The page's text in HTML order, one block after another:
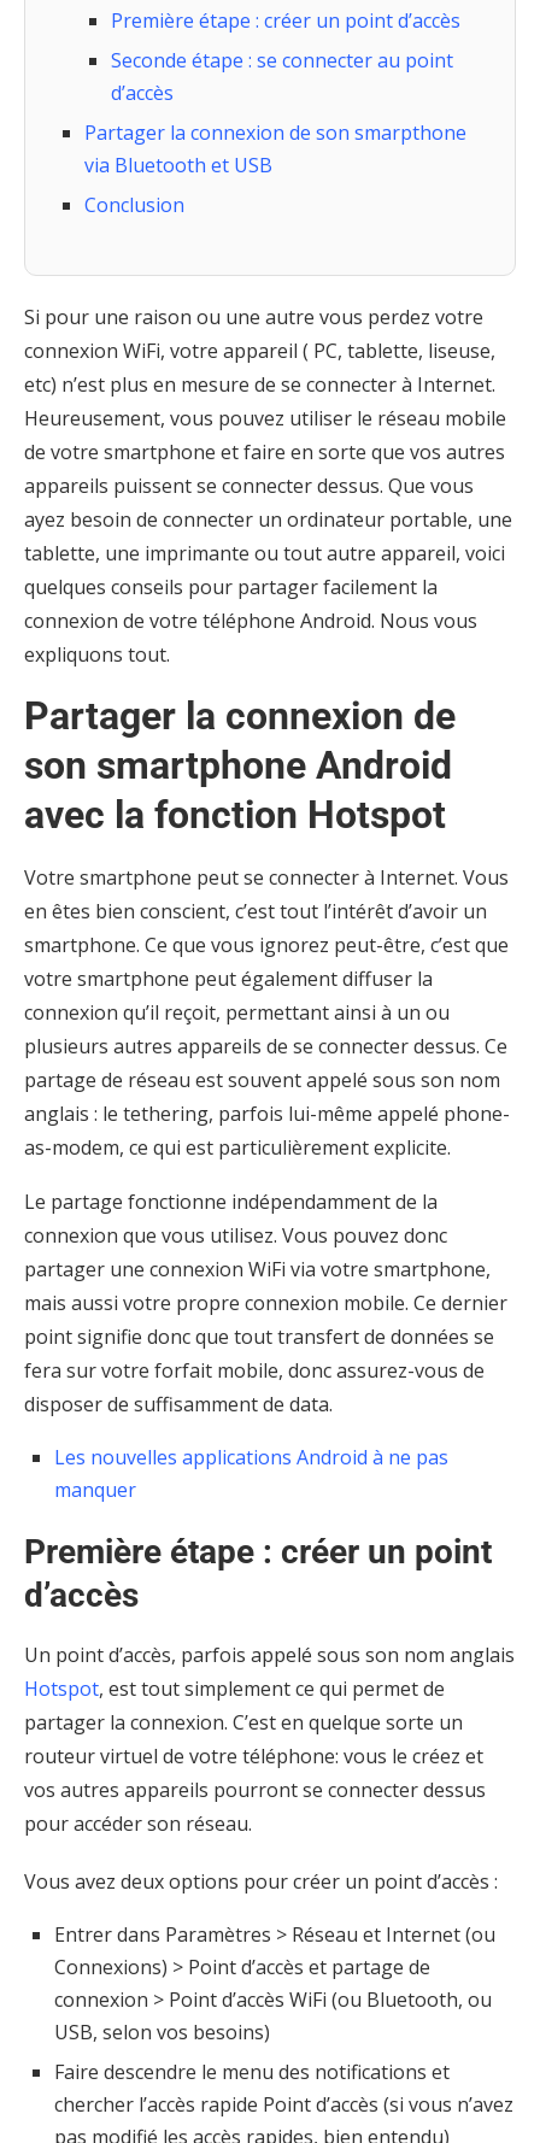
Première étape : créer un point d’accès
Seconde étape : se connecter au point
d’accès
Partager la connexion de son smarpthone
via Bluetooth et USB
Conclusion
Si pour une raison ou une autre vous perdez votre
connexion WiFi, votre appareil ( PC, tablette, liseuse,
etc) n’est plus en mesure de se connecter à Internet.
Heureusement, vous pouvez utiliser le réseau mobile
de votre smartphone et faire en sorte que vos autres
appareils puissent se connecter dessus. Que vous
ayez besoin de connecter un ordinateur portable, une
tablette, une imprimante ou tout autre appareil, voici
quelques conseils pour partager facilement la
connexion de votre téléphone Android. Nous vous
expliquons tout.
Partager la connexion de
son smartphone Android
avec la fonction Hotspot
Votre smartphone peut se connecter à Internet. Vous
en êtes bien conscient, c’est tout l’intérêt d’avoir un
smartphone. Ce que vous ignorez peut-être, c’est que
votre smartphone peut également diffuser la
connexion qu’il reçoit, permettant ainsi à un ou
plusieurs autres appareils de se connecter dessus. Ce
partage de réseau est souvent appelé sous son nom
anglais : le tethering, parfois lui-même appelé phone-
as-modem, ce qui est particulièrement explicite.
Le partage fonctionne indépendamment de la
connexion que vous utilisez. Vous pouvez donc
partager une connexion WiFi via votre smartphone,
mais aussi votre propre connexion mobile. Ce dernier
point signifie donc que tout transfert de données se
fera sur votre forfait mobile, donc assurez-vous de
disposer de suffisamment de data.
Les nouvelles applications Android à ne pas
manquer
Première étape : créer un point
d’accès
Un point d’accès, parfois appelé sous son nom anglais
Hotspot, est tout simplement ce qui permet de
partager la connexion. C’est en quelque sorte un
routeur virtuel de votre téléphone: vous le créez et
vos autres appareils pourront se connecter dessus
pour accéder son réseau.
Vous avez deux options pour créer un point d’accès :
Entrer dans Paramètres > Réseau et Internet (ou
Connexions) > Point d’accès et partage de
connexion > Point d’accès WiFi (ou Bluetooth, ou
USB, selon vos besoins)
Faire descendre le menu des notifications et
chercher l’accès rapide Point d’accès (si vous n’avez
pas modifié les accès rapides, bien entendu)